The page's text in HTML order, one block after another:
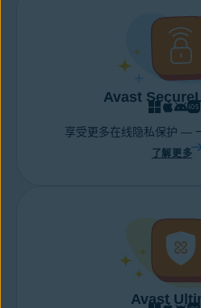
Avast
享受更多在线隐私保护 —
了解更多
Avast